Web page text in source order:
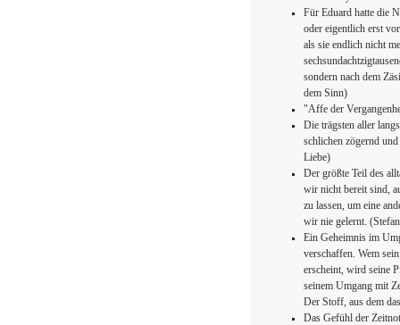
Für Eduard hatte die
oder eigentlich erst
als sie endlich nicht
sondern nach dem
dem Sinn)
"Affe der
Die trägsten aller
schlichen zögernd
Liebe)
Der größte Teil des
wir nicht bereit sind,
zu lassen, um eine
wir nie gelernt.
Ein Geheimnis im
verschaffen. Wem
erscheint, wird seine
seinem Umgang mit
Der Stoff, aus dem
Das Gefühl der